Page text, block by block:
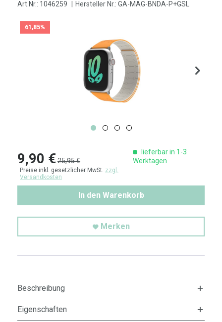
Art.Nr.: 1046259 Hersteller Nr.: GA-MAG-BNDA-P+GSL
61,85%
9,90 €25,95 €
Preise inkl. gesetzlicher MwSt. zzgl.
Versandkosten
lieferbar in 1-3
Werktagen
In den Warenkorb
Merken
Beschreibung
Eigenschaften